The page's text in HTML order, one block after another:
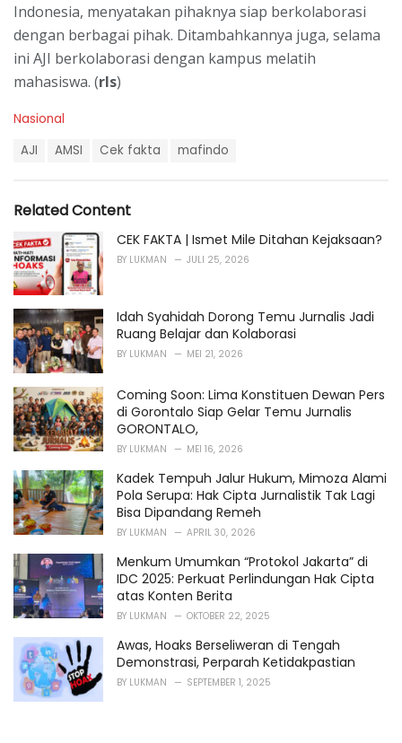
Indonesia, menyatakan pihaknya siap berkolaborasi
dengan berbagai pihak. Ditambahkannya juga, selama
ini AJI berkolaborasi dengan kampus melatih
mahasiswa. (rls)
C
r
e
s
:
Nasional
:
AJI AMSI Cek fakta mafindo
Related Content
CEK FAKTA | Ismet Mile Ditahan Kejaksaan?
BY LUKMAN JULI 25, 2026
Idah Syahidah Dorong Temu Jurnalis Jadi
Ruang Belajar dan Kolaborasi
BY LUKMAN MEI 21, 2026
Coming Soon: Lima Konstituen Dewan Pers
di Gorontalo Siap Gelar Temu Jurnalis
GORONTALO,
BY LUKMAN MEI 16, 2026
Kadek Tempuh Jalur Hukum, Mimoza Alami
Pola Serupa: Hak Cipta Jurnalistik Tak Lagi
Bisa Dipandang Remeh
BY LUKMAN APRIL 30, 2026
Menkum Umumkan “Protokol Jakarta” di
IDC 2025: Perkuat Perlindungan Hak Cipta
atas Konten Berita
BY LUKMAN OKTOBER 22, 2025
Awas, Hoaks Berseliweran di Tengah
Demonstrasi, Perparah Ketidakpastian
BY LUKMAN SEPTEMBER 1, 2025